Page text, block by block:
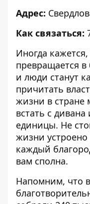
Адрес:
Как связаться:
Иногда
превращается
и люди станут
причитать
жизни в стране
встать с
единицы. Не
жизни
каждый
вам сполна.
Напомним, что